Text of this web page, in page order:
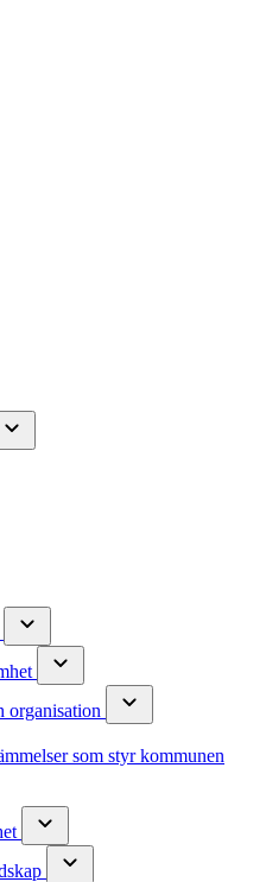
organisation
som styr kommunen